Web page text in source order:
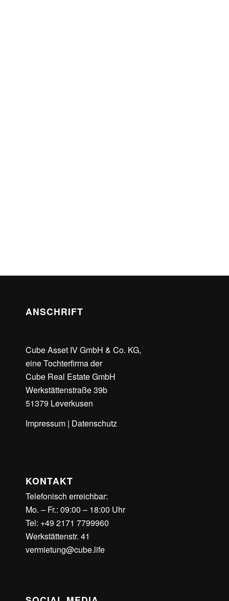
ANSCHRIFT
Cube Asset IV GmbH & Co. KG,
eine Tochterfirma der
Cube Real Estate GmbH
Werkstättenstraße 39b
51379 Leverkusen
Impressum | Datenschutz
KONTAKT
Telefonisch erreichbar:
Mo. – Fr.: 09:00 – 18:00 Uhr
Tel: +49 2171 7799960
Werkstättenstr. 41
vermietung@cube.life